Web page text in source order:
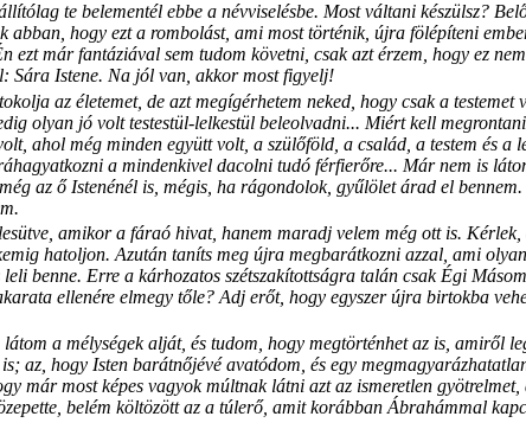
te belementél ebbe a névviselésbe. Most váltani készülsz?
abban, hogy ezt a rombolást, ami most történik, újra fölépíteni
ezt már fantáziával sem tudom követni, csak azt érzem, hogy ez
Sára Istene. Na jól van, akkor most figyelj!
az életemet, de azt megígérhetem neked, hogy csak a
olyan jó volt testestül-lelkestül beleolvadni... Miért kell
ahol még minden együtt volt, a szülőföld, a család, a testem és
a mindenkivel dacolni tudó férfierőre... Már nem is
az ő Istenénél is, mégis, ha rágondolok, gyűlölet árad el
amikor a fáraó hivat, hanem maradj velem még ott is.
hatoljon. Azután taníts meg újra megbarátkozni azzal, ami
benne. Erre a kárhozatos szétszakítottságra talán csak Égi
ellenére elmegy tőle? Adj erőt, hogy egyszer újra birtokba
a mélységek alját, és tudom, hogy megtörténhet az is, amiről
az, hogy Isten barátnőjévé avatódom, és egy
már most képes vagyok múltnak látni azt az ismeretlen
belém költözött az a túlerő, amit korábban Ábrahámmal